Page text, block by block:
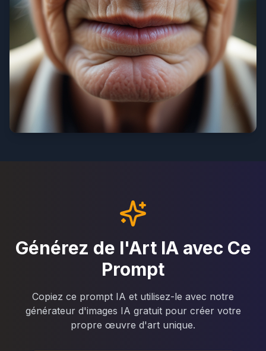
Générez de l'Art IA avec Ce
Prompt
Copiez ce prompt IA et utilisez-le avec notre
générateur d'images IA gratuit pour créer votre
propre œuvre d'art unique.